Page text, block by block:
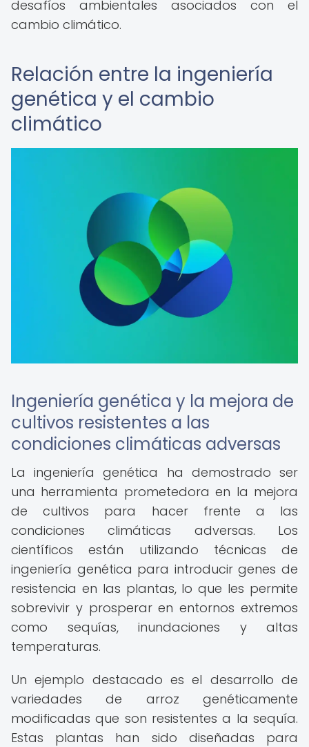
desafíos ambientales asociados con el
cambio climático.
Relación entre la ingeniería
genética y el cambio
climático
Ingeniería genética y la mejora de
cultivos resistentes a las
condiciones climáticas adversas
La ingeniería genética ha demostrado ser
una herramienta prometedora en la mejora
de cultivos para hacer frente a las
condiciones climáticas adversas. Los
científicos están utilizando técnicas de
ingeniería genética para introducir genes de
resistencia en las plantas, lo que les permite
sobrevivir y prosperar en entornos extremos
como sequías, inundaciones y altas
temperaturas.
Un ejemplo destacado es el desarrollo de
variedades de arroz genéticamente
modificadas que son resistentes a la sequía.
Estas plantas han sido diseñadas para